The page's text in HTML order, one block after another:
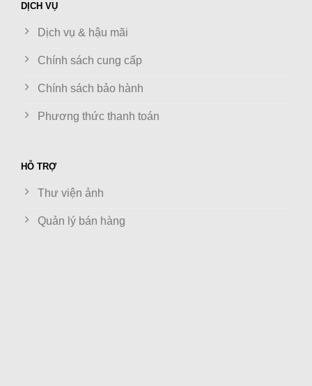
DỊCH VỤ
Dịch vụ & hậu mãi
Chính sách cung cấp
Chính sách bảo hành
Phương thức thanh toán
HỖ TRỢ
Thư viện ảnh
Quản lý bán hàng